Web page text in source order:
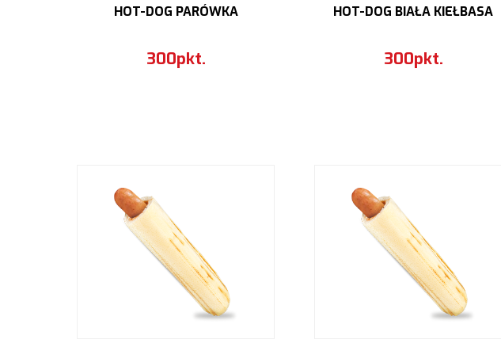
HOT-DOG PARÓWKA
300pkt.
HOT-DOG BIAŁA KIEŁBASA
300pkt.